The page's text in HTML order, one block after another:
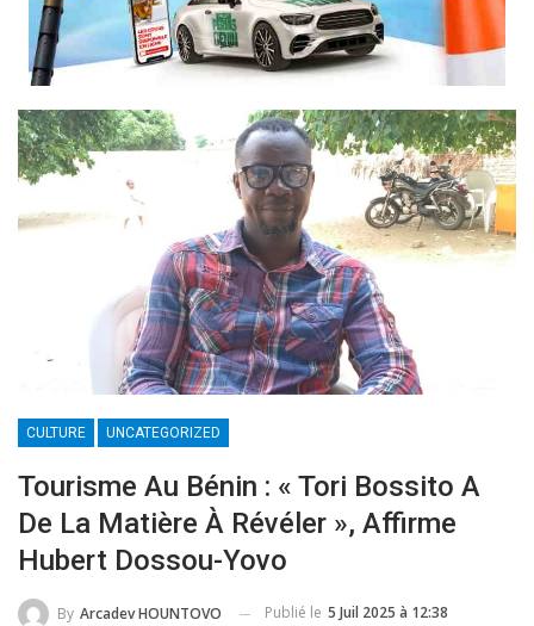
CULTURE UNCATEGORIZED
Tourisme Au Bénin : « Tori Bossito A
De La Matière À Révéler », Affirme
Hubert Dossou-Yovo
By Arcadev HOUNTOVO Publié le 5 Juil 2025 à 12:38